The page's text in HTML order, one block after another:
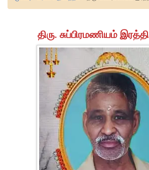
திரு. சுப்பிரமணியம்